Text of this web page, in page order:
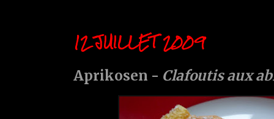
12 JUILLET 2009
Aprikosen - Clafoutis aux